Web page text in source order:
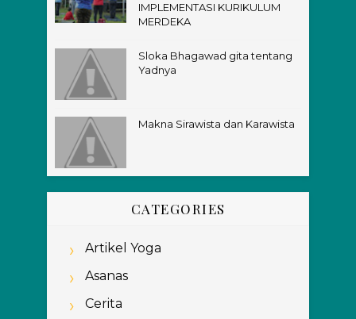
IMPLEMENTASI KURIKULUM
MERDEKA
Sloka Bhagawad gita tentang
Yadnya
Makna Sirawista dan Karawista
CATEGORIES
Artikel Yoga
Asanas
Cerita